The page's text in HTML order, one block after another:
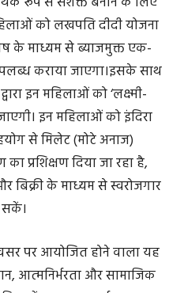
में आत्मसमर्पण कर मुख्यधारा में
रूप से सशक्त बनाने के लिए
को लखपति दीदी योजना
के माध्यम से ब्याजमुक्त एक-
कराया जाएगा।इसके साथ
इन महिलाओं को ‘लक्ष्मी-
इन महिलाओं को इंदिरा
से मिलेट (मोटे अनाज)
प्रशिक्षण दिया जा रहा है,
सकें।